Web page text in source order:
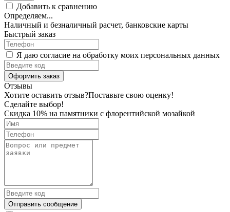
Добавить к сравнению
Определяем...
Наличный и безналичный расчет, банковские карты
Быстрый заказ
Я даю согласие на обработку моих персональных данных
Оформить заказ
Отзывы
Хотите оставить отзыв?Поставьте свою оценку!
Сделайте выбор!
Скидка 10% на памятники с флорентийской мозайкой
Отправить сообщение